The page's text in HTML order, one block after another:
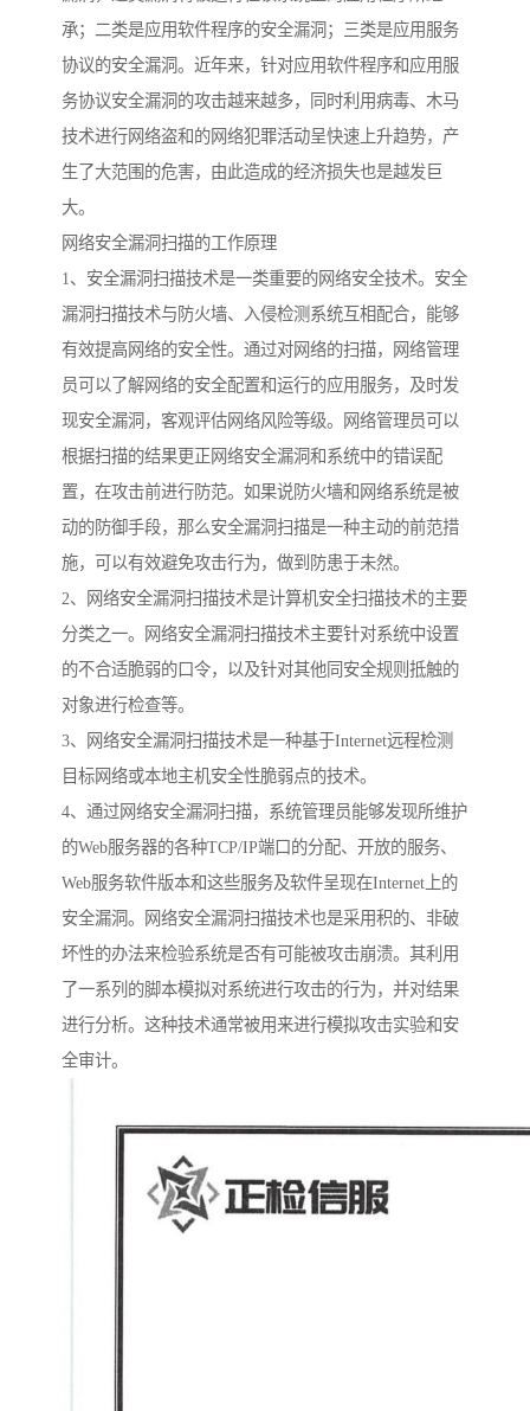
承；二类是应用软件程序的安全漏洞；三类是应用服务
协议的安全漏洞。近年来，针对应用软件程序和应用服
务协议安全漏洞的攻击越来越多，同时利用病毒、木马
技术进行网络盗和的网络犯罪活动呈快速上升趋势，产
生了大范围的危害，由此造成的经济损失也是越发巨
大。
网络安全漏洞扫描的工作原理
1、安全漏洞扫描技术是一类重要的网络安全技术。安全
漏洞扫描技术与防火墙、入侵检测系统互相配合，能够
有效提高网络的安全性。通过对网络的扫描，网络管理
员可以了解网络的安全配置和运行的应用服务，及时发
现安全漏洞，客观评估网络风险等级。网络管理员可以
根据扫描的结果更正网络安全漏洞和系统中的错误配
置，在攻击前进行防范。如果说防火墙和网络系统是被
动的防御手段，那么安全漏洞扫描是一种主动的前范措
施，可以有效避免攻击行为，做到防患于未然。
2、网络安全漏洞扫描技术是计算机安全扫描技术的主要
分类之一。网络安全漏洞扫描技术主要针对系统中设置
的不合适脆弱的口令，以及针对其他同安全规则抵触的
对象进行检查等。
3、网络安全漏洞扫描技术是一种基于Internet远程检测
目标网络或本地主机安全性脆弱点的技术。
4、通过网络安全漏洞扫描，系统管理员能够发现所维护
的Web服务器的各种TCP/IP端口的分配、开放的服务、
Web服务软件版本和这些服务及软件呈现在Internet上的
安全漏洞。网络安全漏洞扫描技术也是采用积的、非破
坏性的办法来检验系统是否有可能被攻击崩溃。其利用
了一系列的脚本模拟对系统进行攻击的行为，并对结果
进行分析。这种技术通常被用来进行模拟攻击实验和安
全审计。